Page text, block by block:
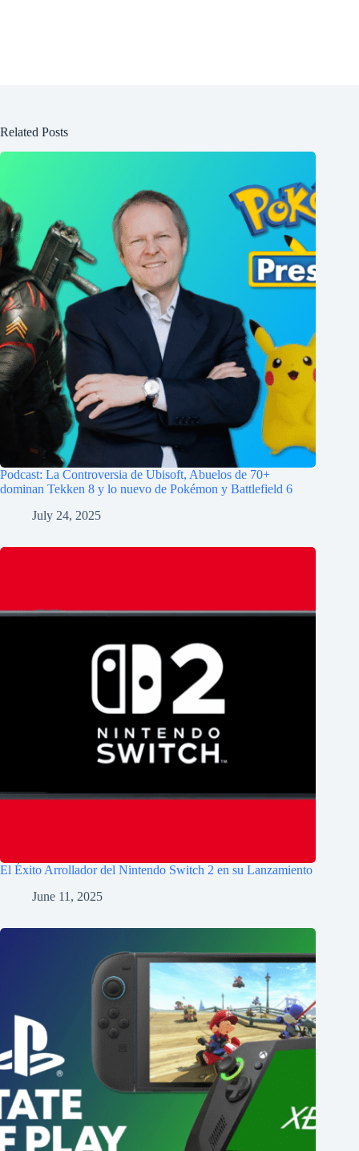
Related Posts
Podcast: La Controversia de Ubisoft, Abuelos de 70+
dominan Tekken 8 y lo nuevo de Pokémon y Battlefield 6
July 24, 2025
El Éxito Arrollador del Nintendo Switch 2 en su Lanzamiento
June 11, 2025